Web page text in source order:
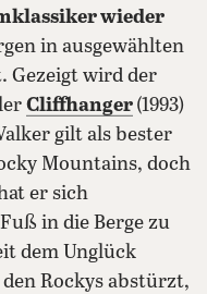
wieder
in ausgewählten
Gezeigt wird der
Cliffhanger (1993)
gilt als bester
Mountains, doch
er sich
in die Berge zu
dem Unglück
Rockys abstürzt,